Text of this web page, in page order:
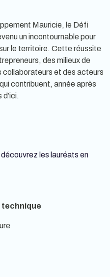
Mauricie, le Défi
un incontournable pour
le territoire. Cette réussite
des milieux de
collaborateurs et des acteurs
contribuent, année après
les lauréats en
technique